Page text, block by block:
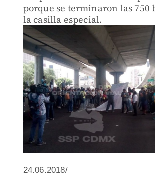
porque se terminaron las 750
la casilla especial.
24.06.2018/